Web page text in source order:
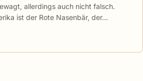
allerdings auch nicht falsch.
ist der Rote Nasenbär, der…